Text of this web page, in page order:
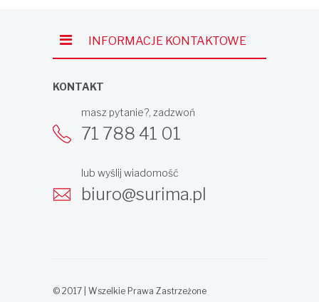
INFORMACJE KONTAKTOWE
KONTAKT
masz pytanie?, zadzwoń
71 788 41 01
lub wyślij wiadomość
biuro@surima.pl
© 2017 | Wszelkie Prawa Zastrzeżone